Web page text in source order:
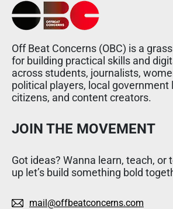
Off Beat Concerns (OBC) is a
for building practical skills and
across students, journalists,
political players, local government
citizens, and content creators.
JOIN THE MOVEMENT
Got ideas? Wanna learn, teach, or
up let’s build something bold
mail@offbeatconcerns.com